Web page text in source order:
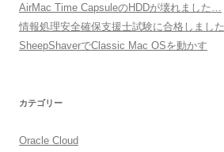
AirMac Time CapsuleのHDDが壊れました…
情報処理安全確保支援士試験に合格しました
SheepShaverでClassic Mac OSを動かす
カテゴリー
Oracle Cloud